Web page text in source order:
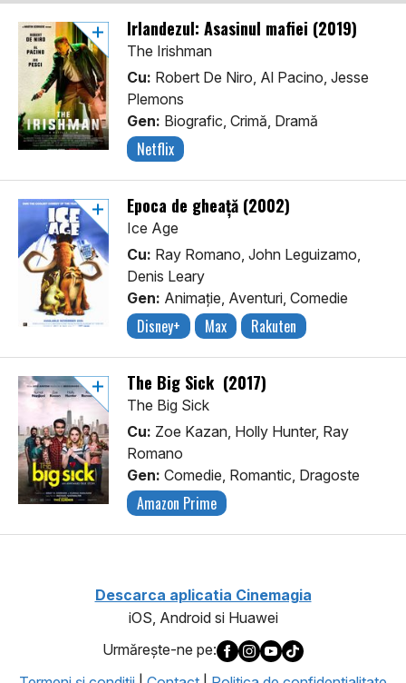
Irlandezul: Asasinul mafiei (2019)
The Irishman
Cu: Robert De Niro, Al Pacino, Jesse
Plemons
Gen: Biografic, Crimă, Dramă
Netflix
Epoca de gheață (2002)
Ice Age
Cu: Ray Romano, John Leguizamo,
Denis Leary
Gen: Animaţie, Aventuri, Comedie
Disney+ Max Rakuten
The Big Sick (2017)
The Big Sick
Cu: Zoe Kazan, Holly Hunter, Ray
Romano
Gen: Comedie, Romantic, Dragoste
Amazon Prime
Descarca aplicatia Cinemagia
iOS, Android si Huawei
Urmăreşte-ne pe: